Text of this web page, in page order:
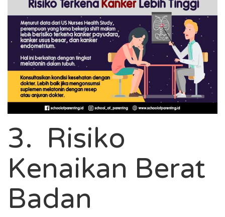
3. Risiko
Kenaikan Berat
Badan